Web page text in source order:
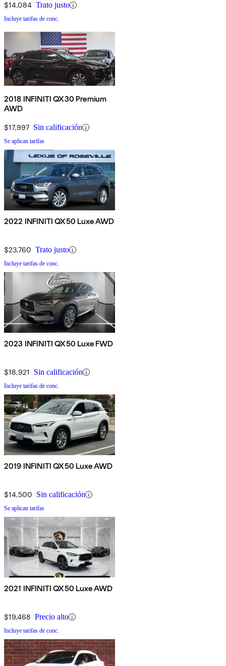
$14,084 Trato justo
Incluye tarifas de conc.
2018 INFINITI QX30 Premium
AWD
$17,997 Sin calificación
Se aplican tarifas
2022 INFINITI QX50 Luxe AWD
$23,760 Trato justo
Incluye tarifas de conc.
2023 INFINITI QX50 Luxe FWD
$18,921 Sin calificación
Incluye tarifas de conc.
2019 INFINITI QX50 Luxe AWD
$14,500 Sin calificación
Se aplican tarifas
2021 INFINITI QX50 Luxe AWD
$19,468 Precio alto
Incluye tarifas de conc.